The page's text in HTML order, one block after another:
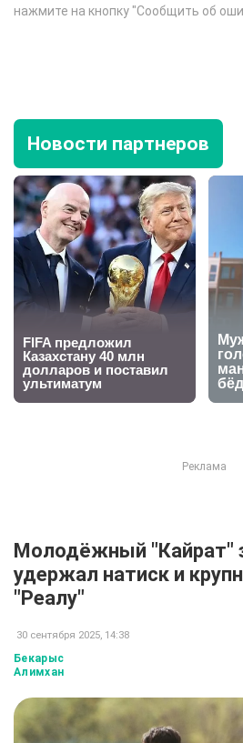
нажмите на кнопку "Сообщить об
Новости партнеров
Молодёжный "Кайрат"
удержал натиск и
"Реалу"
30 сентября 2025, 14:38
Бекарыс
Алимхан